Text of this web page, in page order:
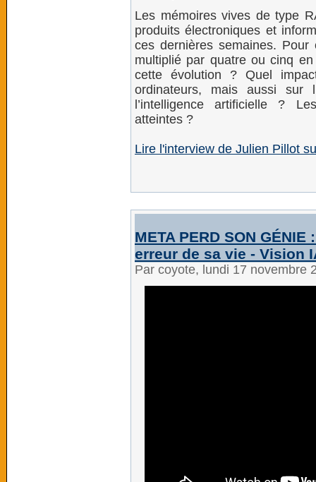
Les mémoires vives de type
produits électroniques et
ces dernières semaines. Pour
multiplié par quatre ou cinq
cette évolution ? Quel
ordinateurs, mais aussi sur
l’intelligence artificielle ?
atteintes ?
Lire l'interview de Julien Pillot
META PERD SON
erreur de sa vie - Vision
Par coyote, lundi 17 novembre